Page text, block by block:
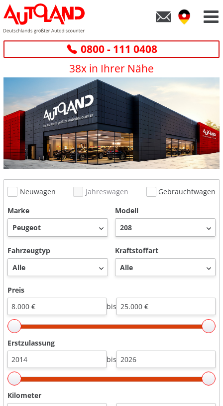
0800 - 111 0408
38x in Ihrer Nähe
Neuwagen Jahreswagen
Gebrauchtwagen
Marke
Modell
Fahrzeugtyp Kraftstoffart
Preis
bis
Erstzulassung
bis
Kilometer